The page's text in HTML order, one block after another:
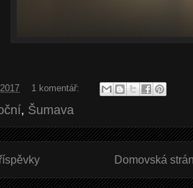
1 komentář:
, Šumava
Domovská